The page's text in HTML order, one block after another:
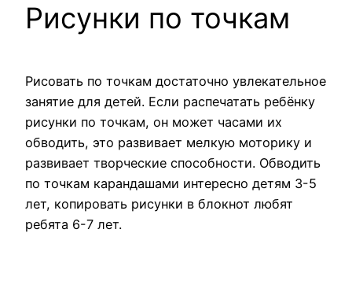
Рисунки по точкам
Рисовать по точкам достаточно увлекательное
занятие для детей. Если распечатать ребёнку
рисунки по точкам, он может часами их
обводить, это развивает мелкую моторику и
развивает творческие способности. Обводить
по точкам карандашами интересно детям 3-5
лет, копировать рисунки в блокнот любят
ребята 6-7 лет.